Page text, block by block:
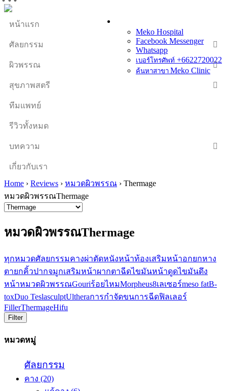
Meko Hospital
Facebook Messenger
Whatsapp
เบอร์โทรศัพท์ +6622720022
ค้นหาสาขา Meko Clinic
หน้าแรก
ศัลยกรรม
ผิวพรรณ
สุขภาพสตรี
ทีมแพทย์
รีวิวทั้งหมด
บทความ
เกี่ยวกับเรา
Home › Reviews › หมวดผิวพรรณ › Thermage
หมวดผิวพรรณThermage
หมวดผิวพรรณThermage
ทุกหมวดศัลยกรรมคางผ่าตัดหนังหน้าท้องเสริมหน้าอกยกหาง
ตายกคิ้วปากจมูกเสริมหน้าผากตาฉีดไขมันหน้าดูดไขมันดึง
หน้าหมวดผิวพรรณGouriร้อยไหมMorpheus8เลเซอร์meso fatB-
toxDuo TeslasculptUltheraการกำจัดขนการฉีดฟิลเลอร์
FillerThermageHifu
Filter
หมวดหมู่
ศัลยกรรม
คาง (20)